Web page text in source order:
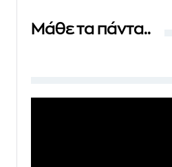
Μάθε τα πάντα..